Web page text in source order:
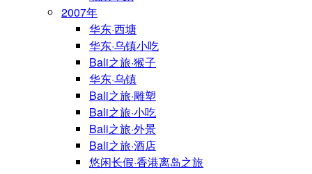
2007年
华东·西塘
华东·乌镇小吃
Bali之旅·猴子
华东·乌镇
Bali之旅·雕塑
Bali之旅·小吃
Bali之旅·外景
Bali之旅·酒店
悠闲长假·香港离岛之旅